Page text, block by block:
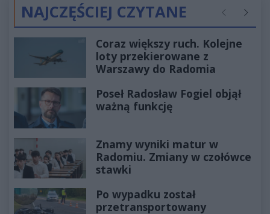
NAJCZĘŚCIEJ CZYTANE Poprzednie
Coraz większy ruch. Kolejne
loty przekierowane z
Warszawy do Radomia
Poseł Radosław Fogiel objął
ważną funkcję
Znamy wyniki matur w
Radomiu. Zmiany w czołówce
stawki
Po wypadku został
przetransportowany